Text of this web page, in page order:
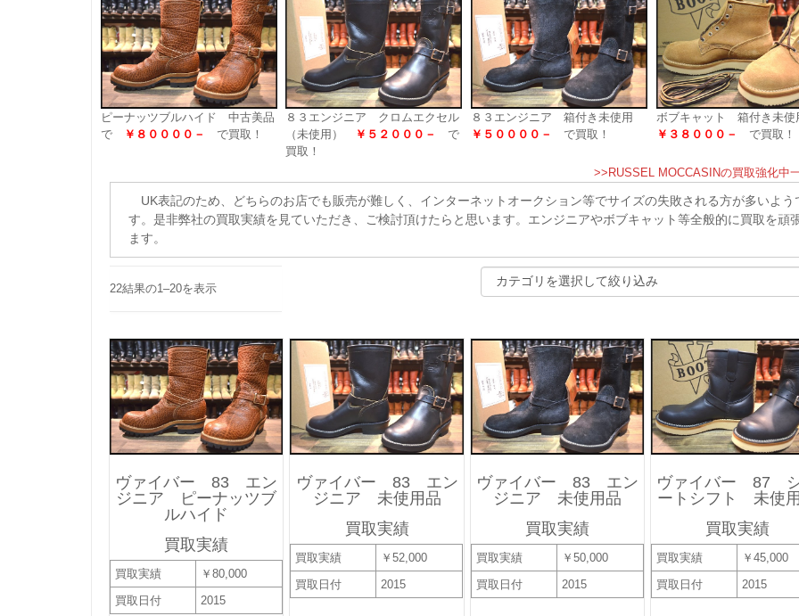
ピーナッツブルハイド 中古美品
で
￥８００００－ で買取！
８３エンジニア クロムエクセル
（未使用）
￥５２０００－
で
買取！
８３エンジニア 箱付き未使用
￥５００００－
で買取！
ボブキャット 箱付き未
￥３８０００－
で買取！
>>RUSSEL MOCCASINの買取強化中
UK表記のため、どちらのお店でも販売が難しく、インターネットオークション等でサイズの失敗される方が多いよう
す。是非弊社の買取実績を見ていただき、ご検討頂けたらと思います。エンジニアやボブキャット等全般的に買取を頑
ます。
22結果の1–20を表示
ヴァイバー 83 エン
ジニア ピーナッツブ
ルハイド
買取実績
買取実績
￥80,000
買取日付
2015
ヴァイバー 83 エン
ジニア 未使用品
買取実績
買取実績
￥52,000
買取日付
2015
ヴァイバー 83 エン
ジニア 未使用品
買取実績
買取実績
￥50,000
買取日付
2015
ヴァイバー 87
ートシフト 未使
買取実績
買取実績
￥45,000
買取日付
2015